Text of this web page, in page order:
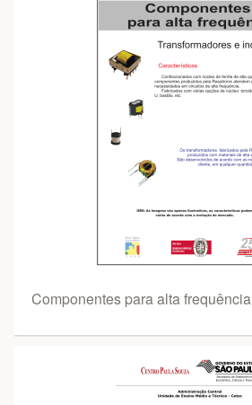
Componentes para alta frequência